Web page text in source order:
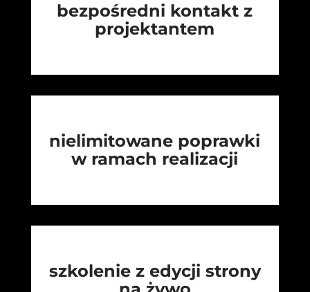
bezpośredni kontakt z
projektantem
nielimitowane poprawki
w ramach realizacji
szkolenie z edycji strony